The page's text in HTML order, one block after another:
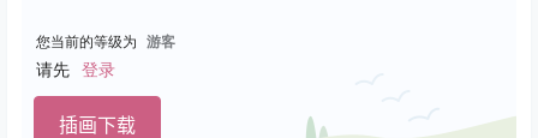
您当前的等级为 游客
请先 登录
插画下载